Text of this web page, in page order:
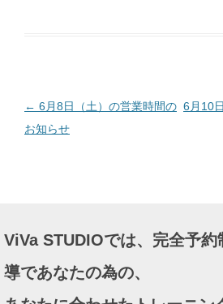
で
開
ま
す
投
稿
シ
ョ
← 6月8日（土）の営業時間の
お知らせ
6月10
ViVa STUDIOでは、完全予
導であなたの為の、